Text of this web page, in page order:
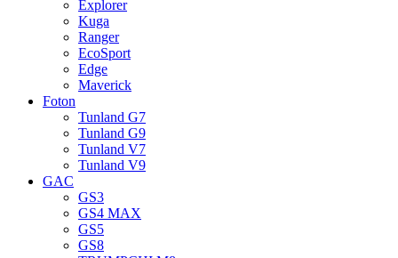
Explorer
Kuga
Ranger
EcoSport
Edge
Maverick
Foton
Tunland G7
Tunland G9
Tunland V7
Tunland V9
GAC
GS3
GS4 MAX
GS5
GS8